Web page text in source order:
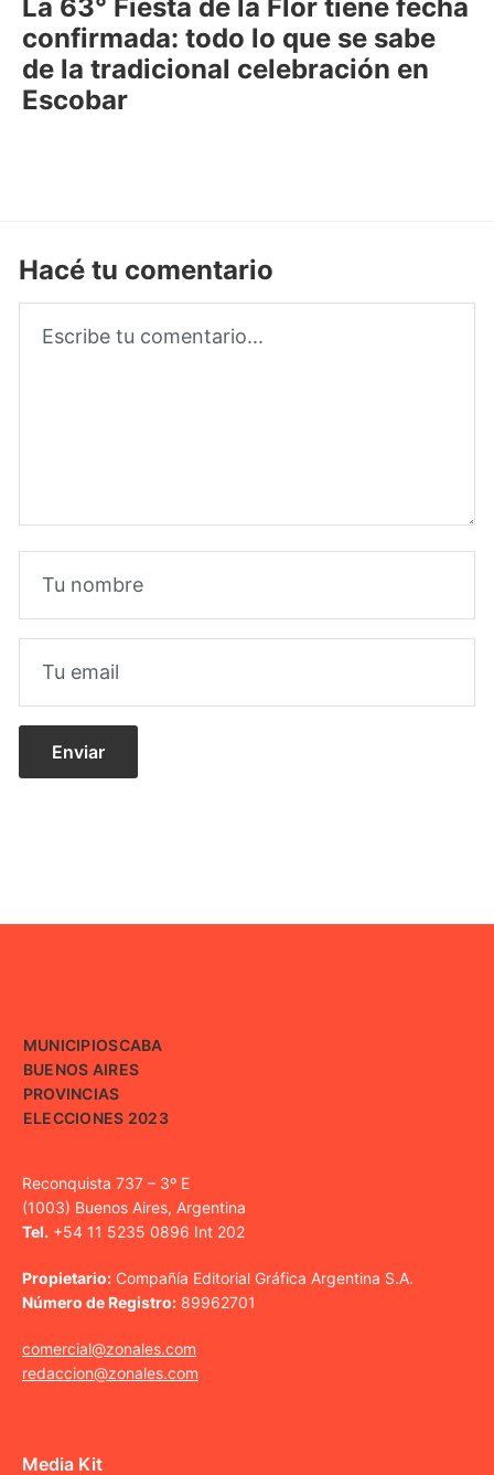
La 63° Fiesta de la Flor tiene fecha
confirmada: todo lo que se sabe
de la tradicional celebración en
Escobar
Hacé tu comentario
MUNICIPIOSCABA
BUENOS AIRES
PROVINCIAS
ELECCIONES 2023
Reconquista 737 – 3º E
(1003) Buenos Aires, Argentina
Tel. +54 11 5235 0896 Int 202
Propietario: Compañía Editorial Gráfica Argentina S.A.
Número de Registro: 89962701
comercial@zonales.com
redaccion@zonales.com
Media Kit